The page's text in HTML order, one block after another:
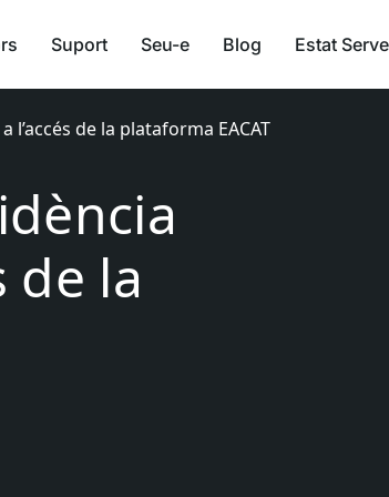
Suport Seu-e Blog Estat
l’accés de la plataforma EACAT
de la